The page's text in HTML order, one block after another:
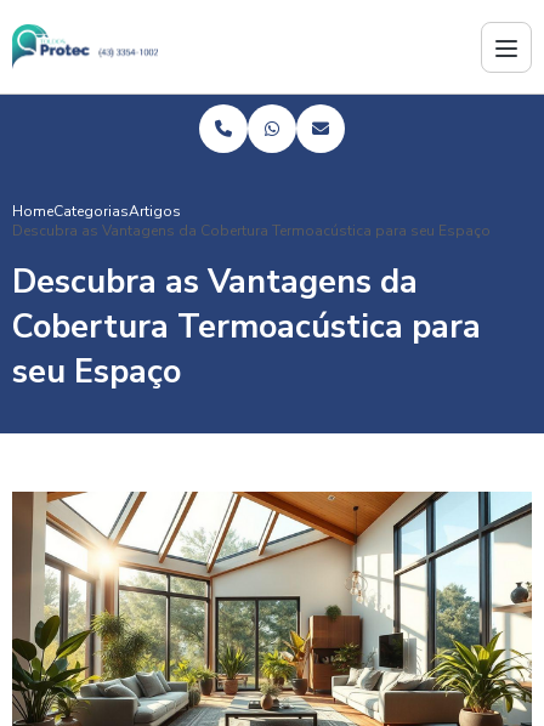
HomeCategoriasArtigos
Descubra as Vantagens da Cobertura Termoacústica para seu Espaço
Descubra as Vantagens da
Cobertura Termoacústica para
seu Espaço